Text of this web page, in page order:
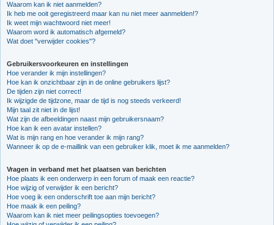
Waarom kan ik niet aanmelden?
Ik heb me ooit geregistreerd maar kan nu niet meer aanmelden!?
Ik weet mijn wachtwoord niet meer!
Waarom word ik automatisch afgemeld?
Wat doet "verwijder cookies"?
Gebruikersvoorkeuren en instellingen
Hoe verander ik mijn instellingen?
Hoe kan ik onzichtbaar zijn in de online gebruikers lijst?
De tijden zijn niet correct!
Ik wijzigde de tijdzone, maar de tijd is nog steeds verkeerd!
Mijn taal zit niet in de lijst!
Wat zijn de afbeeldingen naast mijn gebruikersnaam?
Hoe kan ik een avatar instellen?
Wat is mijn rang en hoe verander ik mijn rang?
Wanneer ik op de e-maillink van een gebruiker klik, moet ik me aanmelden?
Vragen in verband met het plaatsen van berichten
Hoe plaats ik een onderwerp in een forum of maak een reactie?
Hoe wijzig of verwijder ik een bericht?
Hoe voeg ik een onderschrift toe aan mijn bericht?
Hoe maak ik een peiling?
Waarom kan ik niet meer peilingsopties toevoegen?